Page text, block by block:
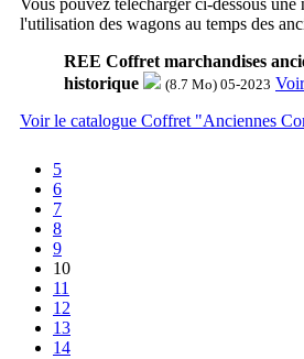
Vous pouvez télécharger ci-dessous
l'utilisation des wagons au temps des
REE Coffret marchandises
historique
(8.7 Mo) 05-2023 Voir
Voir le catalogue Coffret "Anciennes
5
6
7
8
9
10
11
12
13
14